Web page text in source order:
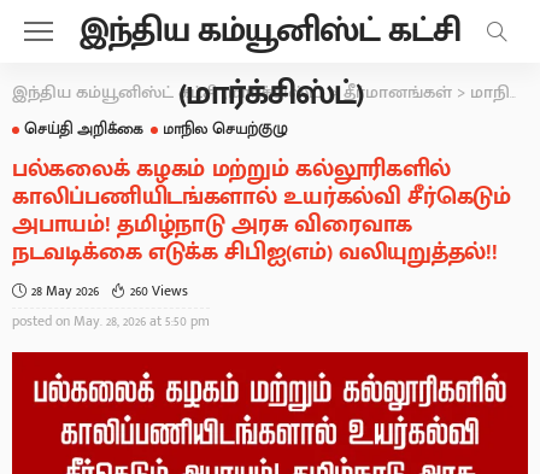
இந்திய கம்யூனிஸ்ட் கட்சி
(மார்க்சிஸ்ட்)
இந்திய கம்யூனிஸ்ட் கட்சி (மார்க்சிஸ்ட்)>தீர்மானங்கள் > மாநில செயற்குழு
செய்தி அறிக்கை மாநில செயற்குழு
பல்கலைக் கழகம் மற்றும் கல்லூரிகளில்
காலிப்பணியிடங்களால் உயர்கல்வி சீர்கெடும்
அபாயம்! தமிழ்நாடு அரசு விரைவாக
நடவடிக்கை எடுக்க சிபிஐ(எம்) வலியுறுத்தல்!!
28 May 2026
260 Views
posted on May. 28, 2026 at 5:50 pm